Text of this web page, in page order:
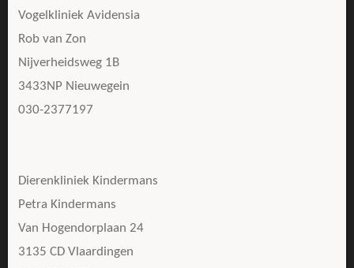
Vogelkliniek Avidensia
Rob van Zon
Nijverheidsweg 1B
3433NP Nieuwegein
030-2377197
Dierenkliniek Kindermans
Petra Kindermans
Van Hogendorplaan 24
3135 CD Vlaardingen